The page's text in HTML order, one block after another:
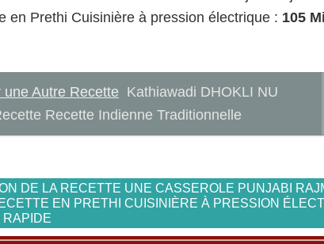
en Prethi Cuisinière à pression électrique : 105
une Autre Recette
Kathiawadi DHOKLI NU
Recette Indienne Traditionnelle
DE LA RECETTE UNE CASSEROLE PUNJABI
EN PRETHI CUISINIÈRE À PRESSION
RAPIDE